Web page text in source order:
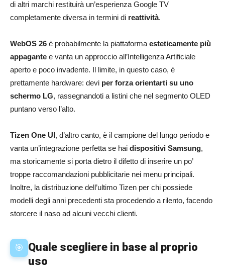
di altri marchi restituirà un’esperienza Google TV
completamente diversa in termini di reattività.
WebOS 26 è probabilmente la piattaforma esteticamente più
appagante e vanta un approccio all’Intelligenza Artificiale
aperto e poco invadente. Il limite, in questo caso, è
prettamente hardware: devi per forza orientarti su uno
schermo LG, rassegnandoti a listini che nel segmento OLED
puntano verso l’alto.
Tizen One UI, d’altro canto, è il campione del lungo periodo e
vanta un’integrazione perfetta se hai dispositivi Samsung,
ma storicamente si porta dietro il difetto di inserire un po’
troppe raccomandazioni pubblicitarie nei menu principali.
Inoltre, la distribuzione dell’ultimo Tizen per chi possiede
modelli degli anni precedenti sta procedendo a rilento, facendo
storcere il naso ad alcuni vecchi clienti.
🎯 Quale scegliere in base al proprio
uso